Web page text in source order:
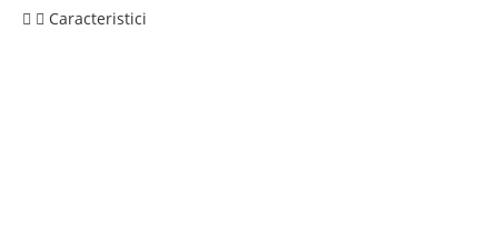
Caracteristici